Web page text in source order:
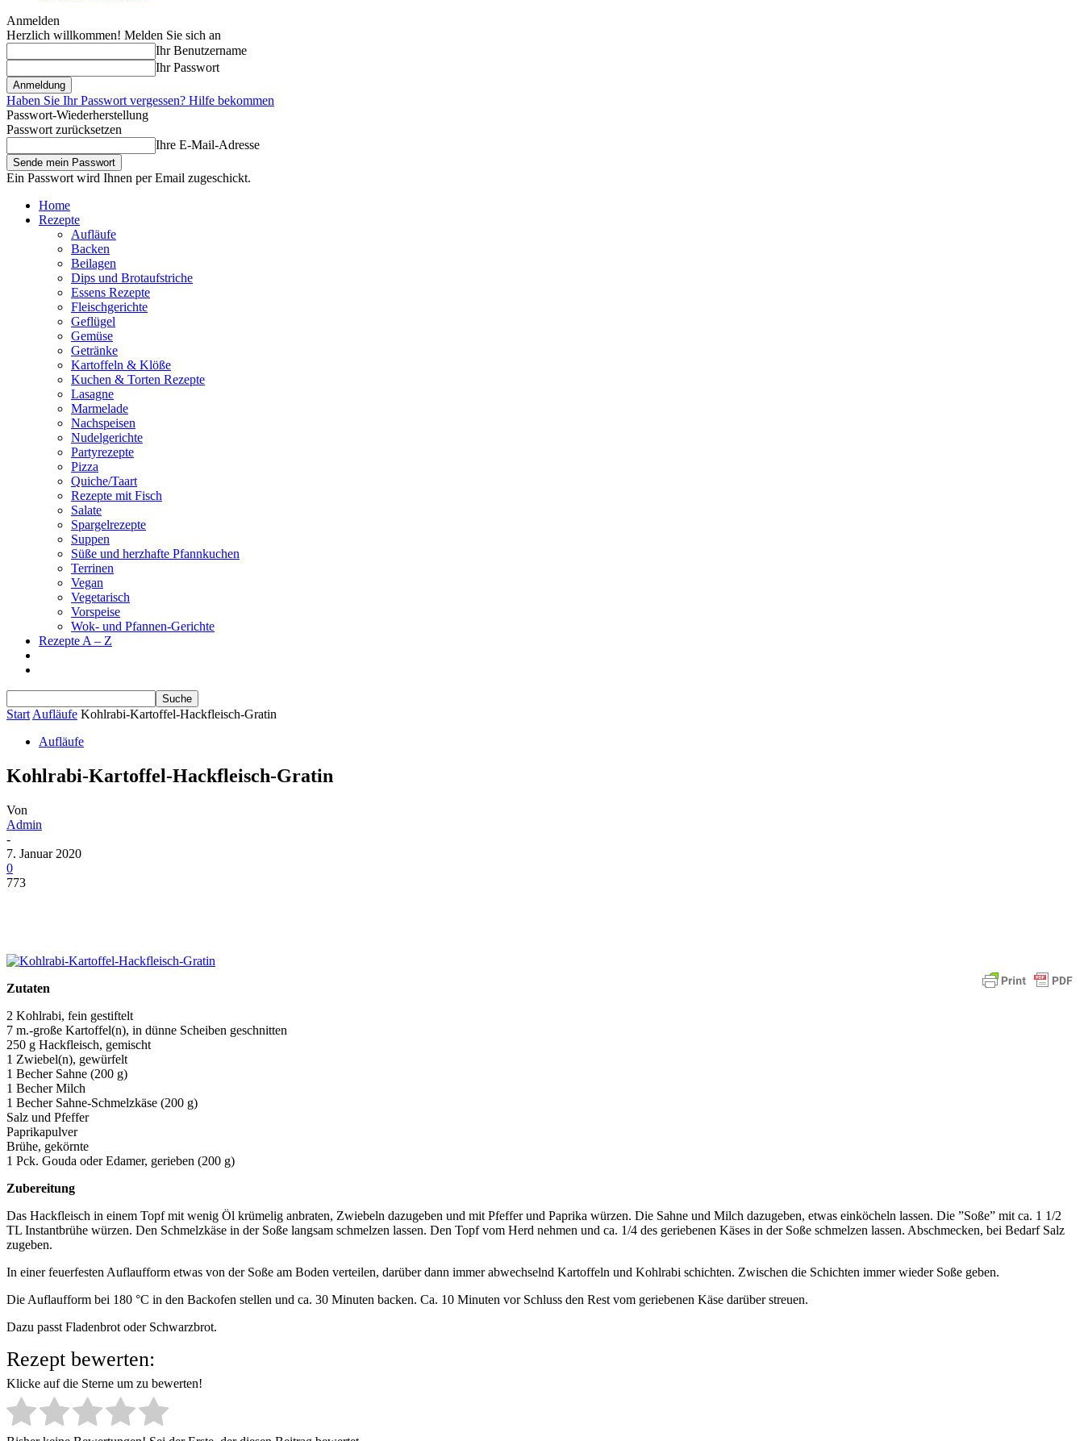
Anmelden
Herzlich willkommen! Melden Sie sich an
Ihr Benutzername
Ihr Passwort
Haben Sie Ihr Passwort vergessen? Hilfe bekommen
Passwort-Wiederherstellung
Passwort zurücksetzen
Ihre E-Mail-Adresse
Ein Passwort wird Ihnen per Email zugeschickt.
Home
Rezepte
Aufläufe
Backen
Beilagen
Dips und Brotaufstriche
Essens Rezepte
Fleischgerichte
Geflügel
Gemüse
Getränke
Kartoffeln & Klöße
Kuchen & Torten Rezepte
Lasagne
Marmelade
Nachspeisen
Nudelgerichte
Partyrezepte
Pizza
Quiche/Taart
Rezepte mit Fisch
Salate
Spargelrezepte
Suppen
Süße und herzhafte Pfannkuchen
Terrinen
Vegan
Vegetarisch
Vorspeise
Wok- und Pfannen-Gerichte
Rezepte A – Z
Start Aufläufe Kohlrabi-Kartoffel-Hackfleisch-Gratin
Aufläufe
Kohlrabi-Kartoffel-Hackfleisch-Gratin
Von
Admin
-
7. Januar 2020
0
773
Zutaten
2 Kohlrabi, fein gestiftelt
7 m.-große Kartoffel(n), in dünne Scheiben geschnitten
250 g Hackfleisch, gemischt
1 Zwiebel(n), gewürfelt
1 Becher Sahne (200 g)
1 Becher Milch
1 Becher Sahne-Schmelzkäse (200 g)
Salz und Pfeffer
Paprikapulver
Brühe, gekörnte
1 Pck. Gouda oder Edamer, gerieben (200 g)
Zubereitung
Das Hackfleisch in einem Topf mit wenig Öl krümelig anbraten, Zwiebeln dazugeben und mit Pfeffer und Paprika würzen. Die Sahne und Milch dazugeben, etwas einköcheln lassen. Die ”Soße” mit ca. 1 1/2
TL Instantbrühe würzen. Den Schmelzkäse in der Soße langsam schmelzen lassen. Den Topf vom Herd nehmen und ca. 1/4 des geriebenen Käses in der Soße schmelzen lassen. Abschmecken, bei Bedarf Salz
zugeben.
In einer feuerfesten Auflaufform etwas von der Soße am Boden verteilen, darüber dann immer abwechselnd Kartoffeln und Kohlrabi schichten. Zwischen die Schichten immer wieder Soße geben.
Die Auflaufform bei 180 °C in den Backofen stellen und ca. 30 Minuten backen. Ca. 10 Minuten vor Schluss den Rest vom geriebenen Käse darüber streuen.
Dazu passt Fladenbrot oder Schwarzbrot.
Rezept bewerten:
Klicke auf die Sterne um zu bewerten!